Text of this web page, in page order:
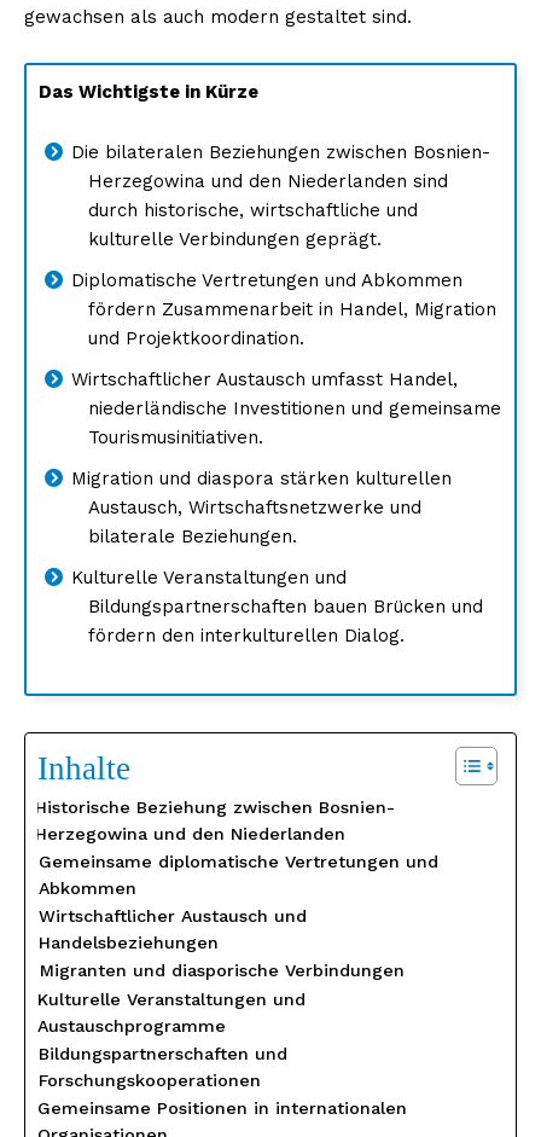
gewachsen als auch modern gestaltet sind.
Das Wichtigste in Kürze
Die bilateralen Beziehungen zwischen Bosnien-
Herzegowina und den Niederlanden sind
durch historische, wirtschaftliche und
kulturelle Verbindungen geprägt.
Diplomatische Vertretungen und Abkommen
fördern Zusammenarbeit in Handel, Migration
und Projektkoordination.
Wirtschaftlicher Austausch umfasst Handel,
niederländische Investitionen und gemeinsame
Tourismusinitiativen.
Migration und diaspora stärken kulturellen
Austausch, Wirtschaftsnetzwerke und
bilaterale Beziehungen.
Kulturelle Veranstaltungen und
Bildungspartnerschaften bauen Brücken und
fördern den interkulturellen Dialog.
Inhalte
Historische Beziehung zwischen Bosnien-
Herzegowina und den Niederlanden
Gemeinsame diplomatische Vertretungen und
Abkommen
Wirtschaftlicher Austausch und
Handelsbeziehungen
Migranten und diasporische Verbindungen
Kulturelle Veranstaltungen und
Austauschprogramme
Bildungspartnerschaften und
Forschungskooperationen
Gemeinsame Positionen in internationalen